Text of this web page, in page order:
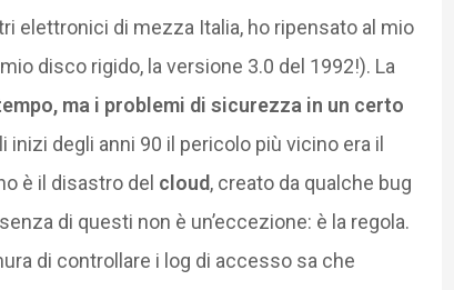
elettronici di mezza Italia, ho ripensato al mio
disco rigido, la versione 3.0 del 1992!). La
ma i problemi di sicurezza in un certo
degli anni 90 il pericolo più vicino era il
è il disastro del cloud, creato da qualche bug
di questi non è un’eccezione: è la regola.
di controllare i log di accesso sa che